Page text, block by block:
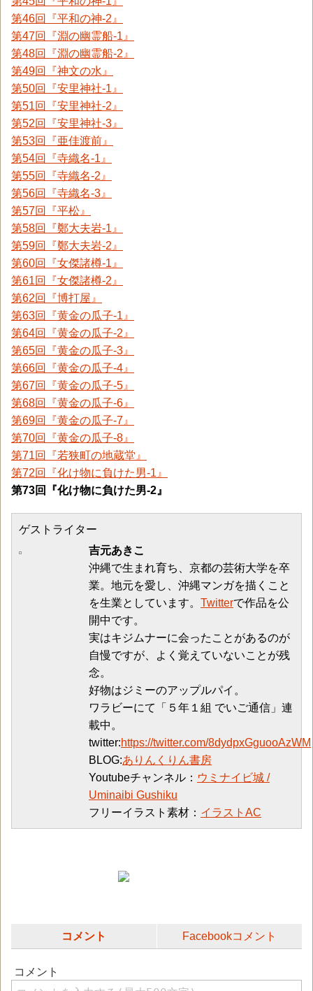
第46回『平和の神-2』
第47回『淵の幽霊船-1』
第48回『淵の幽霊船-2』
第49回『神文の水』
第50回『安里神社-1』
第51回『安里神社-2』
第52回『安里神社-3』
第53回『亜佳渡前』
第54回『寺織名-1』
第55回『寺織名-2』
第56回『寺織名-3』
第57回『平松』
第58回『鄭大夫岩-1』
第59回『鄭大夫岩-2』
第60回『女傑諸樽-1』
第61回『女傑諸樽-2』
第62回『博打屋』
第63回『黄金の瓜子-1』
第64回『黄金の瓜子-2』
第65回『黄金の瓜子-3』
第66回『黄金の瓜子-4』
第67回『黄金の瓜子-5』
第68回『黄金の瓜子-6』
第69回『黄金の瓜子-7』
第70回『黄金の瓜子-8』
第71回『若狭町の地蔵堂』
第72回『化け物に負けた男-1』
第73回『化け物に負けた男-2』
ゲストライター
吉元あきこ
沖縄で生まれ育ち、京都の芸術大学を卒
業。地元を愛し、沖縄マンガを描くこと
を生業としています。 Twitterで作品を公
開中です。
実はキジムナーに会ったことがあるのが
自慢ですが、よく覚えていないことが残
念。
好物はジミーのアップルパイ。
ワラビーにて「５年１組 でいご通信」連
載中。
twitter:https://twitter.com/8dydpxGguooAzWM
BLOG:ありんくりん書房
Youtubeチャンネル： ウミナイビ城 /
Uminaibi Gushiku
フリーイラスト素材： イラストAC
コメント Facebookコメント